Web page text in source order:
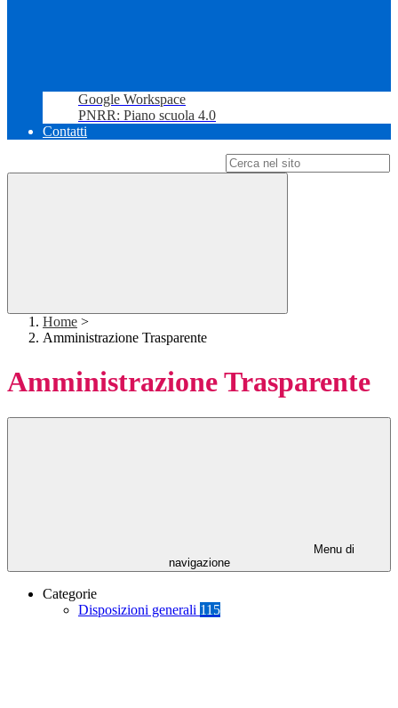
Google Workspace
PNRR: Piano scuola 4.0
Contatti
Home >
Amministrazione Trasparente
Amministrazione Trasparente
Menu di
navigazione
Categorie
Disposizioni generali 115